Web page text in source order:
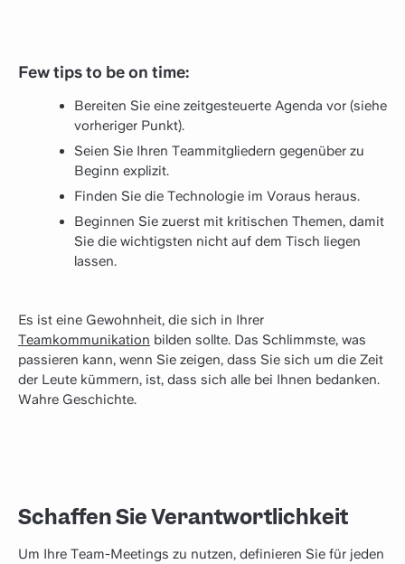
Few tips to be on time:
Bereiten Sie eine zeitgesteuerte Agenda vor (siehe
vorheriger Punkt).
Seien Sie Ihren Teammitgliedern gegenüber zu
Beginn explizit.
Finden Sie die Technologie im Voraus heraus.
Beginnen Sie zuerst mit kritischen Themen, damit
Sie die wichtigsten nicht auf dem Tisch liegen
lassen.
Es ist eine Gewohnheit, die sich in Ihrer
Teamkommunikation bilden sollte. Das Schlimmste, was
passieren kann, wenn Sie zeigen, dass Sie sich um die Zeit
der Leute kümmern, ist, dass sich alle bei Ihnen bedanken.
Wahre Geschichte.
Schaffen Sie Verantwortlichkeit
Um Ihre Team-Meetings zu nutzen, definieren Sie für jeden